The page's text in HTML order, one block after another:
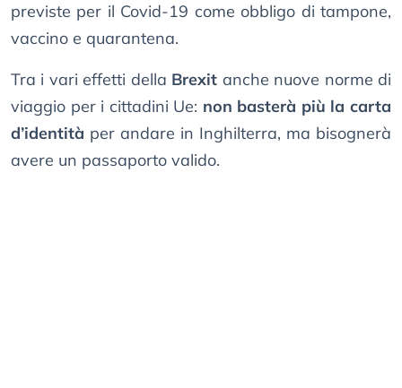
previste per il Covid-19 come obbligo di tampone,
vaccino e quarantena.
Tra i vari effetti della Brexit anche nuove norme di
viaggio per i cittadini Ue: non basterà più la carta
d’identità per andare in Inghilterra, ma bisognerà
avere un passaporto valido.